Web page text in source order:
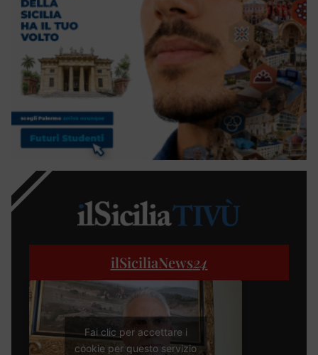
ilSiciliaNews24
Fai clic per accettare i
cookie per questo servizio